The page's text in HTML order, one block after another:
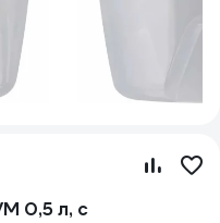
0,5 л, с